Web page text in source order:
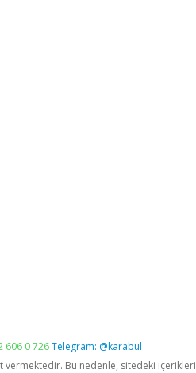
606 0 726Telegram: @karabul
vermektedir. Bu nedenle, sitedeki